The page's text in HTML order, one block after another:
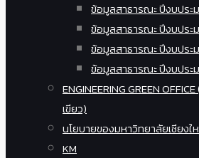
ข้อมูลสาธารณะ ปีงบประ
ข้อมูลสาธารณะ ปีงบประ
ข้อมูลสาธารณะ ปีงบประ
ข้อมูลสาธารณะ ปีงบประ
ENGINEERING GREEN
เขียว)
นโยบายของมหาวิทยาลัยเชียงใ
KM